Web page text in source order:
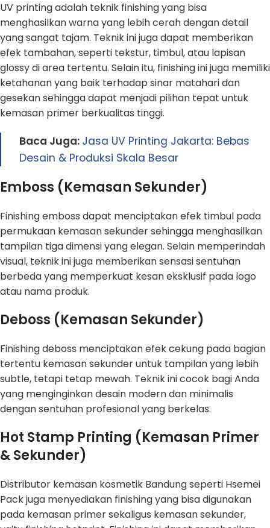
UV printing adalah teknik finishing yang bisa
menghasilkan warna yang lebih cerah dengan detail
yang sangat tajam. Teknik ini juga dapat memberikan
efek tambahan, seperti tekstur, timbul, atau lapisan
glossy di area tertentu. Selain itu, finishing ini juga memiliki
ketahanan yang baik terhadap sinar matahari dan
gesekan sehingga dapat menjadi pilihan tepat untuk
kemasan primer berkualitas tinggi.
Baca Juga: Jasa UV Printing Jakarta: Bebas
Desain & Produksi Skala Besar
Emboss (Kemasan Sekunder)
Finishing emboss dapat menciptakan efek timbul pada
permukaan kemasan sekunder sehingga menghasilkan
tampilan tiga dimensi yang elegan. Selain memperindah
visual, teknik ini juga memberikan sensasi sentuhan
berbeda yang memperkuat kesan eksklusif pada logo
atau nama produk.
Deboss (Kemasan Sekunder)
Finishing deboss menciptakan efek cekung pada bagian
tertentu kemasan sekunder untuk tampilan yang lebih
subtle, tetapi tetap mewah. Teknik ini cocok bagi Anda
yang menginginkan desain modern dan minimalis
dengan sentuhan profesional yang berkelas.
Hot Stamp Printing (Kemasan Primer
& Sekunder)
Distributor kemasan kosmetik Bandung seperti Hsemei
Pack juga menyediakan finishing yang bisa digunakan
pada kemasan primer sekaligus kemasan sekunder,